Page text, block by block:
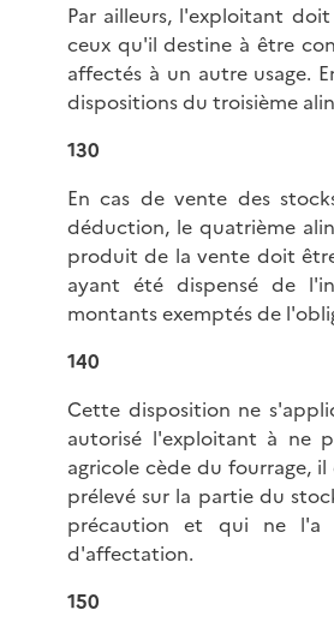
Par ailleurs, l'exploitant
ceux qu'il destine à être
affectés à un autre usage.
dispositions du troisième
130
En cas de vente des
déduction, le quatrième
produit de la vente doit
ayant été dispensé de
montants exemptés de
140
Cette disposition ne
autorisé l'exploitant à ne
agricole cède du fourrage,
prélevé sur la partie du
précaution et qui ne l'a
d'affectation.
150